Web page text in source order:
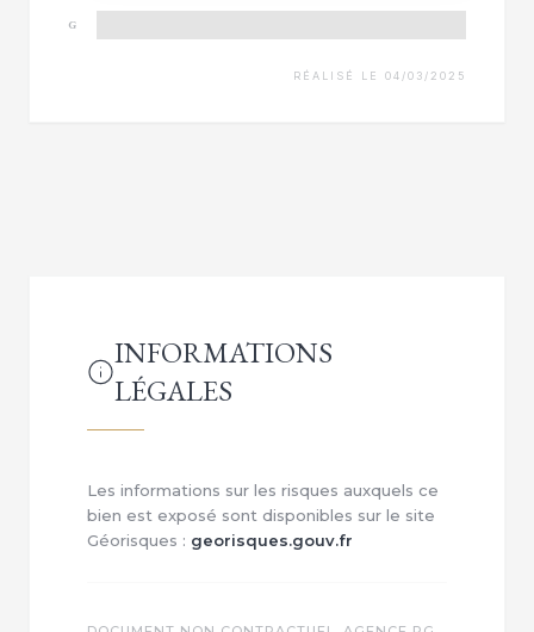
G
RÉALISÉ LE 04/03/2025
INFORMATIONS
LÉGALES
Les informations sur les risques auxquels ce
bien est exposé sont disponibles sur le site
Géorisques : georisques.gouv.fr